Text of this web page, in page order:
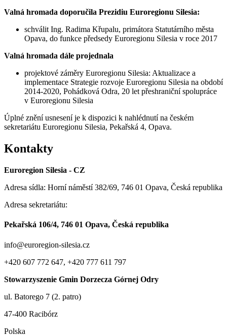
Valná hromada doporučila Prezidiu Euroregionu Silesia:
schválit Ing. Radima Křupalu, primátora Statutárního města
Opava, do funkce předsedy Euroregionu Silesia v roce 2017
Valná hromada dále projednala
projektové záměry Euroregionu Silesia: Aktualizace a
implementace Strategie rozvoje Euroregionu Silesia na období
2014-2020, Pohádková Odra, 20 let přeshraniční spolupráce
v Euroregionu Silesia
Úplné znění usnesení je k dispozici k nahlédnutí na českém
sekretariátu Euroregionu Silesia, Pekařská 4, Opava.
Kontakty
Euroregion Silesia - CZ
Adresa sídla: Horní náměstí 382/69, 746 01 Opava, Česká republika
Adresa sekretariátu:
Pekařská 106/4, 746 01 Opava, Česká republika
info@euroregion-silesia.cz
+420 607 772 647, +420 777 611 797
Stowarzyszenie Gmin Dorzecza Górnej Odry
ul. Batorego 7 (2. patro)
47-400 Racibórz
Polska